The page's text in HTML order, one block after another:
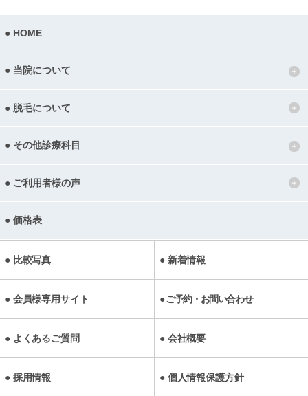
HOME
当院について
脱毛について
その他診療科目
ご利用者様の声
価格表
比較写真
会員様専用サイト
よくあるご質問
採用情報
新着情報
ご予約・お問い合わせ
会社概要
個人情報保護方針